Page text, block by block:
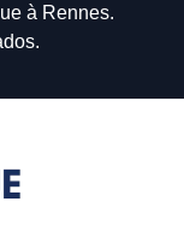
à Rennes.